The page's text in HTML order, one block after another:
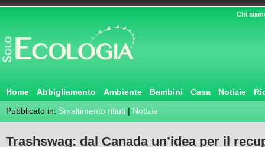
Chi
Home Abbigliamento Ambiente Bambini Casa Notizie
Pubblicato in: Smaltimento rifiuti | Notizie
Trashswag: dal Canada un’idea per il